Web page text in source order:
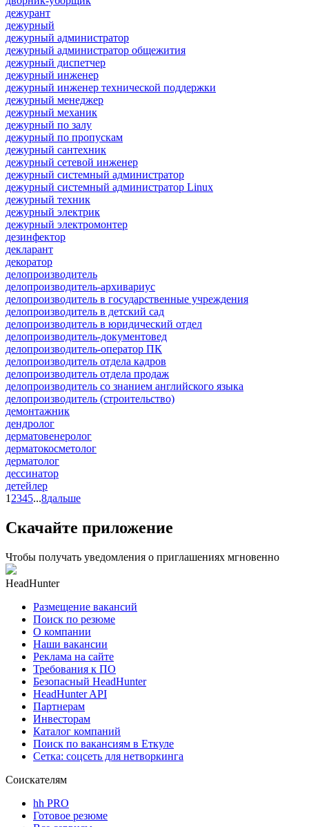
дежурант
дежурный
дежурный администратор
дежурный администратор общежития
дежурный диспетчер
дежурный инженер
дежурный инженер технической поддержки
дежурный менеджер
дежурный механик
дежурный по залу
дежурный по пропускам
дежурный сантехник
дежурный сетевой инженер
дежурный системный администратор
дежурный системный администратор Linux
дежурный техник
дежурный электрик
дежурный электромонтер
дезинфектор
декларант
декоратор
делопроизводитель
делопроизводитель-архивариус
делопроизводитель в государственные учреждения
делопроизводитель в детский сад
делопроизводитель в юридический отдел
делопроизводитель-документовед
делопроизводитель-оператор ПК
делопроизводитель отдела кадров
делопроизводитель отдела продаж
делопроизводитель со знанием английского языка
делопроизводитель (строительство)
демонтажник
дендролог
дерматовенеролог
дерматокосметолог
дерматолог
дессинатор
детейлер
1 2345...8дальше
Скачайте приложение
Чтобы получать уведомления о приглашениях мгновенно
HeadHunter
Размещение вакансий
Поиск по резюме
О компании
Наши вакансии
Реклама на сайте
Требования к ПО
Безопасный HeadHunter
HeadHunter API
Партнерам
Инвесторам
Каталог компаний
Поиск по вакансиям в Еткуле
Сетка: соцсеть для нетворкинга
Соискателям
hh PRO
Готовое резюме